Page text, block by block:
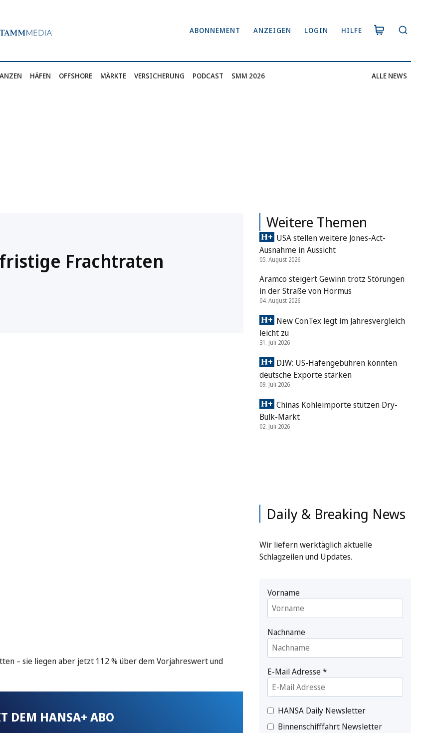
ABONNEMENT ANZEIGEN LOGIN HILFE
HÄFEN OFFSHORE MÄRKTE VERSICHERUNG PODCAST SMM 2026 ALLE NEWS
Frachtraten
– sie liegen aber jetzt 112 % über dem Vorjahreswert und
DEM HANSA+ ABO
Weitere Themen
USA stellen weitere Jones-Act-
Ausnahme in Aussicht
05. August 2026
Aramco steigert Gewinn trotz Störungen
in der Straße von Hormus
04. August 2026
New ConTex legt im Jahresvergleich
leicht zu
31. Juli 2026
DIW: US-Hafengebühren könnten
deutsche Exporte stärken
09. Juli 2026
Chinas Kohleimporte stützen Dry-
Bulk-Markt
02. Juli 2026
Daily & Breaking News
Wir liefern werktäglich aktuelle
Schlagzeilen und Updates.
Vorname
Nachname
E-Mail Adresse*
HANSA Daily Newsletter
Binnenschifffahrt Newsletter